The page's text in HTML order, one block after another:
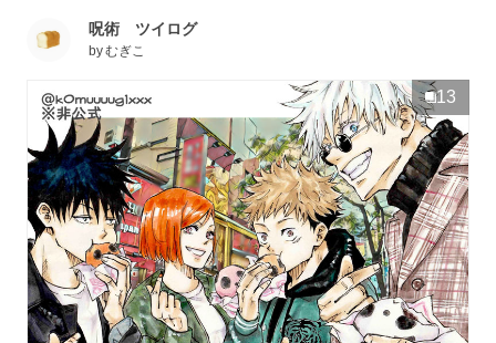
呪術 ツイログ
byむぎこ
13